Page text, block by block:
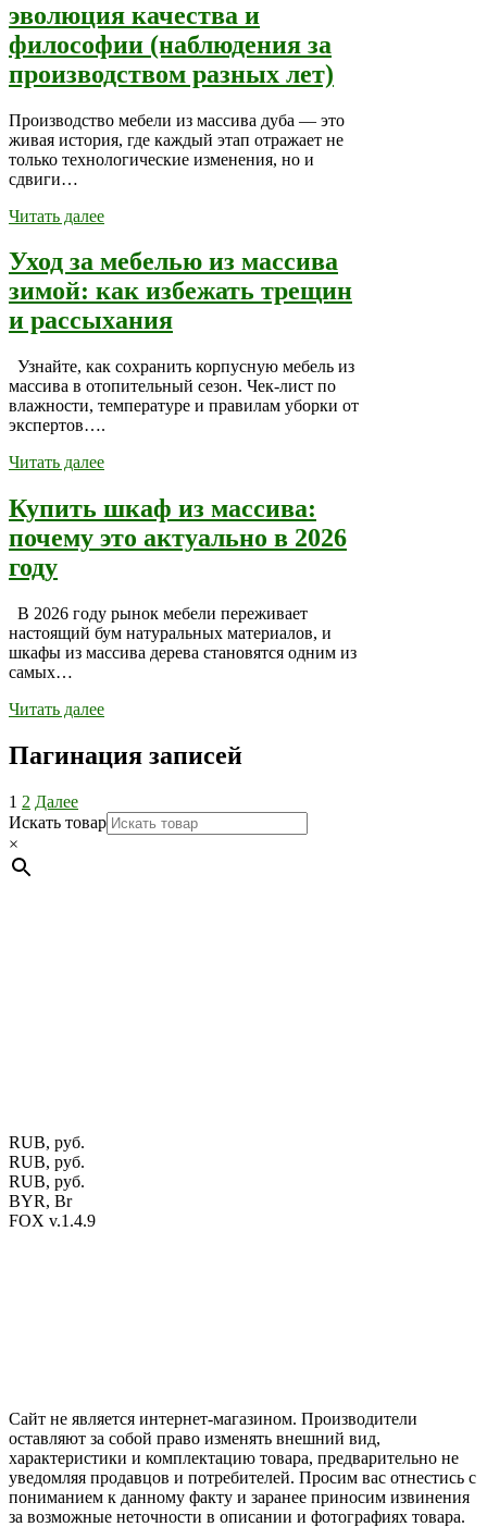
эволюция качества и
философии (наблюдения за
производством разных лет)
Производство мебели из массива дуба — это
живая история, где каждый этап отражает не
только технологические изменения, но и
сдвиги…
Читать далее
Уход за мебелью из массива
зимой: как избежать трещин
и рассыхания
Узнайте, как сохранить корпусную мебель из
массива в отопительный сезон. Чек-лист по
влажности, температуре и правилам уборки от
экспертов….
Читать далее
Купить шкаф из массива:
почему это актуально в 2026
году
В 2026 году рынок мебели переживает
настоящий бум натуральных материалов, и
шкафы из массива дерева становятся одним из
самых…
Читать далее
Пагинация записей
1 2 Далее
Искать товар
×
RUB, руб.
RUB, руб.
RUB, руб.
BYR, Br
FOX v.1.4.9
Сайт не является интернет-магазином. Производители
оставляют за собой право изменять внешний вид,
характеристики и комплектацию товара, предварительно не
уведомляя продавцов и потребителей. Просим вас отнестись с
пониманием к данному факту и заранее приносим извинения
за возможные неточности в описании и фотографиях товара.